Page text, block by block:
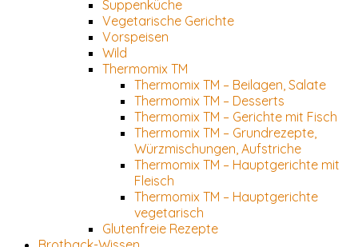
Suppenküche
Vegetarische Gerichte
Vorspeisen
Wild
Thermomix TM
Thermomix TM – Beilagen, Salate
Thermomix TM – Desserts
Thermomix TM – Gerichte mit Fisch
Thermomix TM – Grundrezepte,
Würzmischungen, Aufstriche
Thermomix TM – Hauptgerichte mit
Fleisch
Thermomix TM – Hauptgerichte
vegetarisch
Glutenfreie Rezepte